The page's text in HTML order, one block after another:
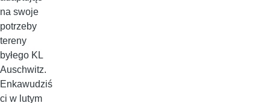
na swoje
potrzeby
tereny
byłego KL
Auschwitz.
Enkawudziś
ci w lutym